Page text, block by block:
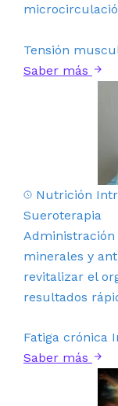
Tensión
Saber más
Nutrición
Sueroterapia
Administración
minerales y
revitalizar el
resultados
Fatiga crónica
Saber más